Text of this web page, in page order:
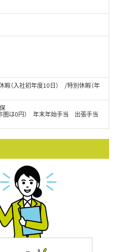
暇（入社初年度10日） /特別休暇（年
圏は0円） 年末年始手当 出張手当